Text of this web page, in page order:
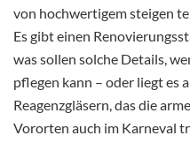
von hochwertigem steigen
Es gibt einen
was sollen solche Details,
pflegen kann – oder liegt es
Reagenzgläsern, das die
Vororten auch im Karneval